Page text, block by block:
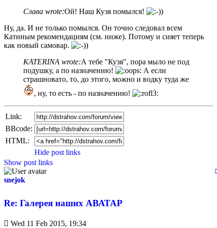
Слава wrote:Ой! Наш Кузя помылся!
Ну, да. И не только помылся. Он точно следовал всем
Катиным рекомендациям (см. ниже). Потому и сияет теперь
как новый самовар.
KATERINA wrote:А тебе "Кузя", пора мыло не под
подушку, а по назначению!
А если
страшновато, то, до этого, можно и водку туда же
, ну, то есть - по назначению!
Link:
BBcode:
HTML:
Hide post links
Show post links
snejok
Re: Галерея наших АВАТАР
Unread
Wed 11 Feb 2015, 19:34